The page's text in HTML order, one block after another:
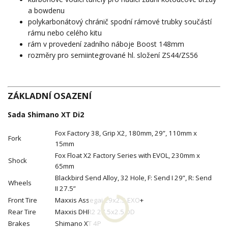
a bowdenu
polykarbonátový chránič spodní rámové trubky součástí
rámu nebo celého kitu
rám v provedení zadního náboje Boost 148mm
rozměry pro semiintegrované hl. složení ZS44/ZS56
ZÁKLADNÍ OSAZENÍ
Sada Shimano XT Di2
Fork
Fox Factory 38, Grip X2, 180mm, 29”, 110mm x
15mm
Shock
Fox Float X2 Factory Series with EVOL, 230mm x
65mm
Wheels
Blackbird Send Alloy, 32 Hole, F: Send I 29”, R: Send
II 27.5”
Front Tire
Maxxis Assegai 29x2.5 EXO+
Rear Tire
Maxxis DHR2 27.5x2.5 DD
Brakes
Shimano XT 4P